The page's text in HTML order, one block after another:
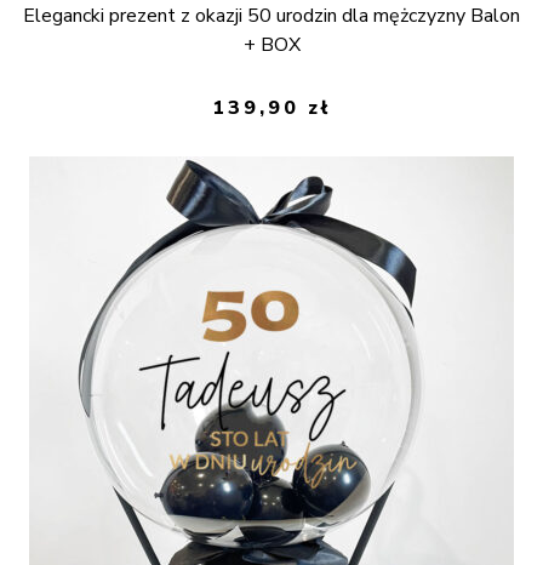
Elegancki prezent z okazji 50 urodzin dla mężczyzny Balon
+ BOX
139,90 zł